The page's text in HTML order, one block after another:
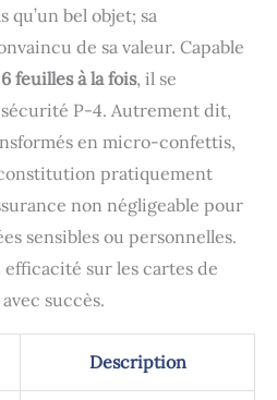
minutes Le bac à déchets
de 13 litres offre
pour vos matériaux
déchiquetés. Le
démarrage automatique
et la marche arrière
manuelle garantissent un
fonctionnement fluide
papier electrique Le
design compact du
destructeur de papier
parfaitement dans votre
bureau ou votre domicile
qu’un bel objet; sa
de sa valeur. Capable
feuilles à la fois, il se
P-4. Autrement dit,
en micro-confettis,
pratiquement
non négligeable pour
sensibles ou personnelles.
efficacité sur les cartes de
succès.
Description